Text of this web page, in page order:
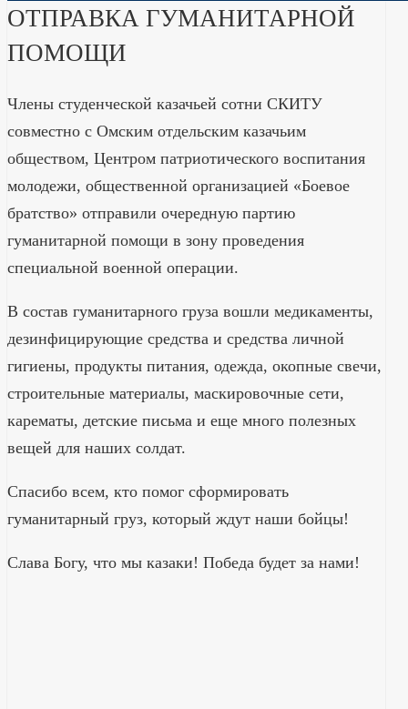
ОТПРАВКА ГУМАНИТАРНОЙ
ПОМОЩИ
Члены студенческой казачьей сотни СКИТУ
совместно с Омским отдельским казачьим
обществом, Центром патриотического воспитания
молодежи, общественной организацией «Боевое
братство» отправили очередную партию
гуманитарной помощи в зону проведения
специальной военной операции.
В состав гуманитарного груза вошли медикаменты,
дезинфицирующие средства и средства личной
гигиены, продукты питания, одежда, окопные свечи,
строительные материалы, маскировочные сети,
карематы, детские письма и еще много полезных
вещей для наших солдат.
Спасибо всем, кто помог сформировать
гуманитарный груз, который ждут наши бойцы!
Слава Богу, что мы казаки! Победа будет за нами!